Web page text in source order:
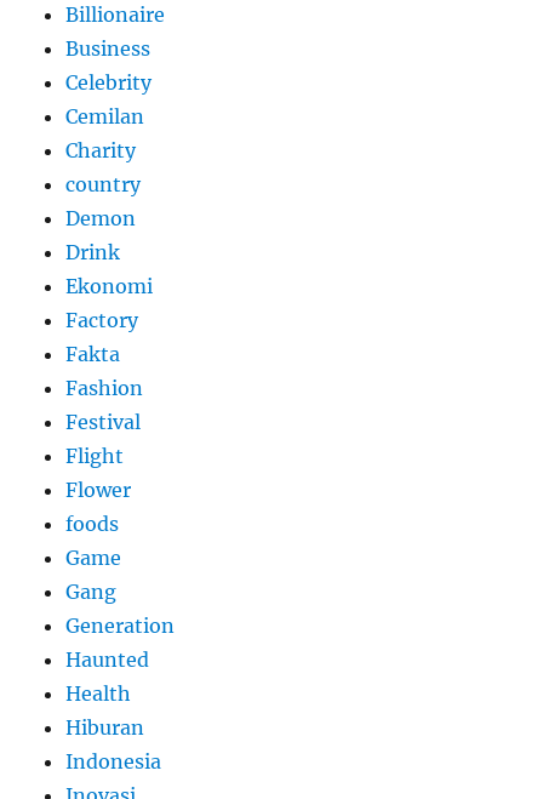
Billionaire
Business
Celebrity
Cemilan
Charity
country
Demon
Drink
Ekonomi
Factory
Fakta
Fashion
Festival
Flight
Flower
foods
Game
Gang
Generation
Haunted
Health
Hiburan
Indonesia